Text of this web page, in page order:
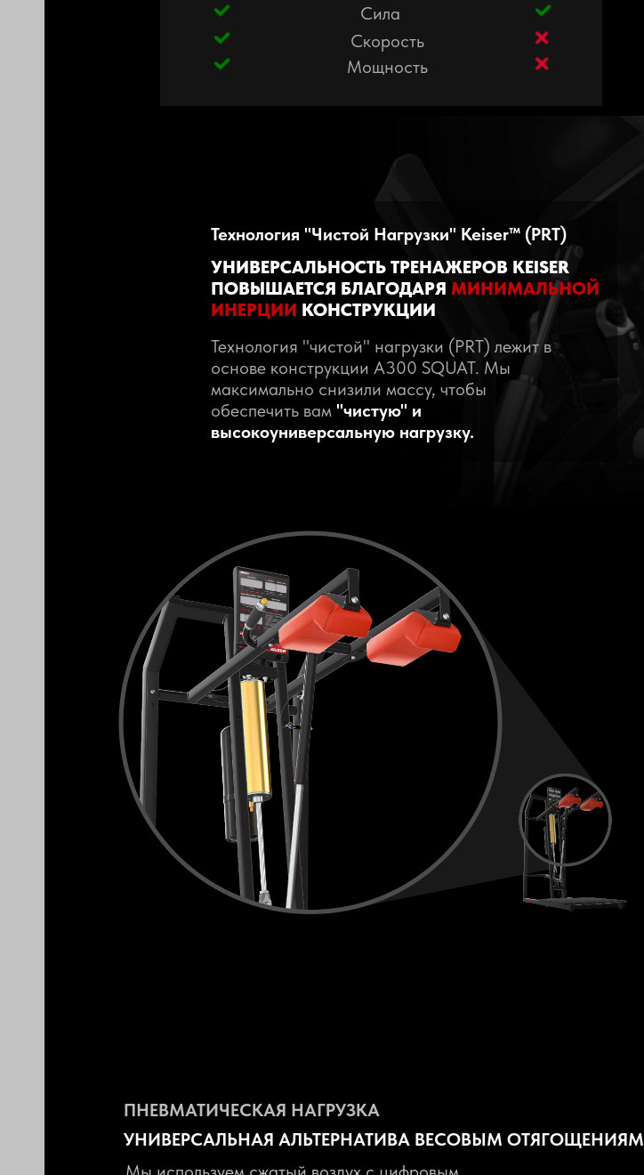
Сила
Скорость
Мощность
Технология "Чистой Нагрузки" Keiser™ (PRT)
УНИВЕРСАЛЬНОСТЬ ТРЕНАЖЕРОВ KEISER
ПОВЫШАЕТСЯ БЛАГОДАРЯ МИНИМАЛЬНОЙ
ИНЕРЦИИ КОНСТРУКЦИИ
Технология "чистой" нагрузки (PRT) лежит в
основе конструкции A300 SQUAT. Мы
максимально снизили массу, чтобы
обеспечить вам "чистую" и
высокоуниверсальную нагрузку.
ПНЕВМАТИЧЕСКАЯ НАГРУЗКА
УНИВЕРСАЛЬНАЯ АЛЬТЕРНАТИВА ВЕСОВЫМ ОТЯГОЩЕНИЯМ